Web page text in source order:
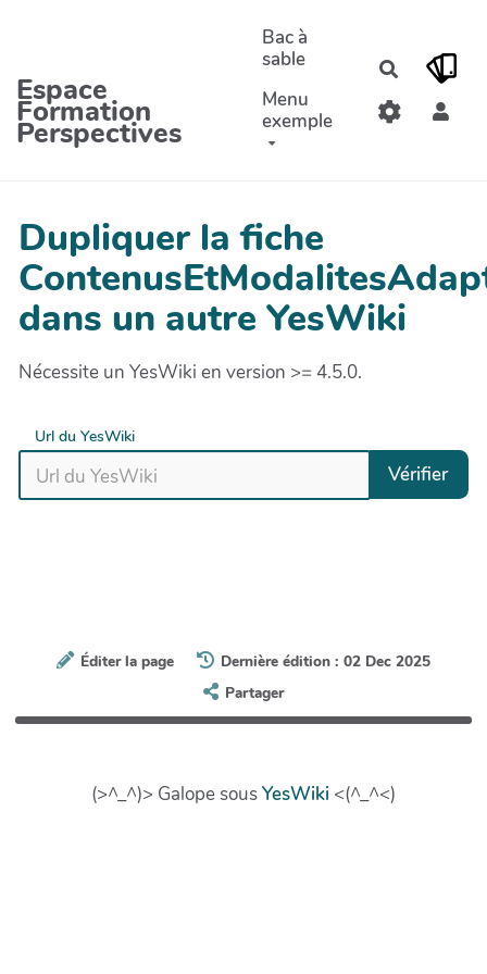
Espace
Formation
Perspectives
Bac à
sable
Menu
exemple
Dupliquer la fiche
dans un autre YesWiki
Nécessite un YesWiki en version >= 4.5.0.
Url du YesWiki
Vérifier
Éditer la page
Dernière édition : 02 Dec 2025
Partager
(>^_^)> Galope sousYesWiki <(^_^<)